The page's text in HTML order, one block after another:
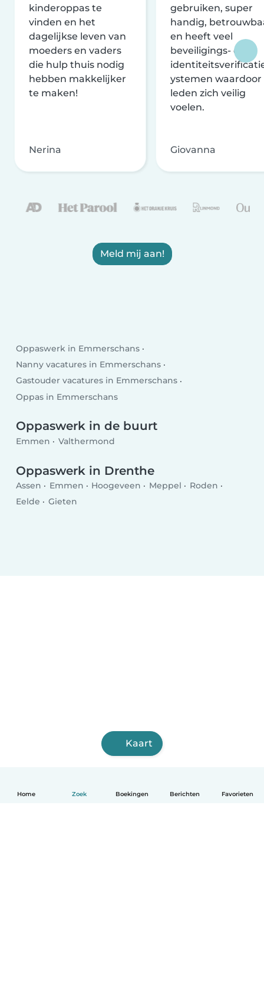
Home Zoek Boekingen Berichten Favorieten
kinderoppas te
vinden en het
dagelijkse leven van
moeders en vaders
die hulp thuis nodig
hebben makkelijker
te maken!
Nerina
gebruiken, super
handig,
en heeft veel
beveiligings- en
ystemen waardoor
leden zich veilig
voelen.
Giovanna
Meld mij aan!
Oppaswerk in Emmerschans
Nanny vacatures in Emmerschans
Gastouder vacatures in Emmerschans
Oppas in Emmerschans
Oppaswerk in de buurt
Emmen Valthermond
Oppaswerk in Drenthe
Assen Emmen Hoogeveen Meppel
Roden
Eelde
Gieten
Kaart